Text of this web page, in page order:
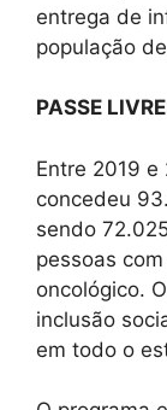
entrega de
população
PASSE
Entre 2019 e
concedeu
sendo
pessoas
oncológico.
inclusão
em todo o